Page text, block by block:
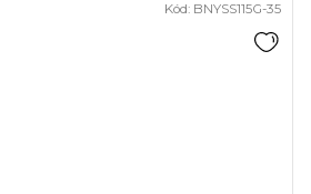
Kód: BNYSS115G-35